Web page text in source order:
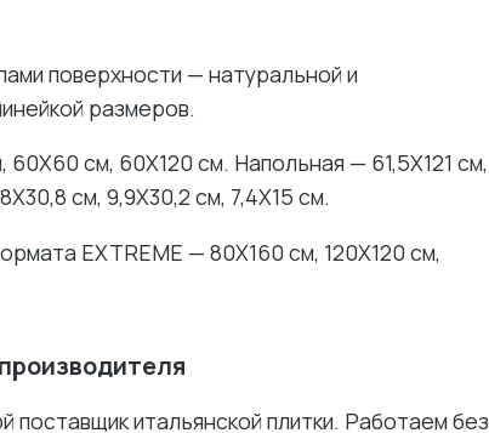
поверхности — натуральной и
размеров.
см, 60X120 см. Напольная — 61,5X121 см,
см, 9,9X30,2 см, 7,4X15 см.
EXTREME — 80X160 см, 120X120 см,
поставщик итальянской плитки. Работаем без